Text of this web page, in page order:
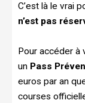
C’est là le vrai
n’est pas
Pour accéder
un Pass
euros par an
courses